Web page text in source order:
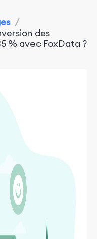
/
des
% avec FoxData ?